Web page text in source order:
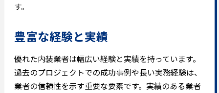
す。
豊富な経験と実績
優れた内装業者は幅広い経験と実績を持っています。
過去のプロジェクトでの成功事例や長い実務経験は、
業者の信頼性を示す重要な要素です。実績のある業者